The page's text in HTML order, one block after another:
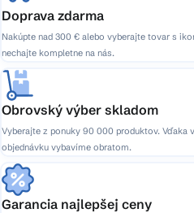
Doprava zdarma
Nakúpte nad 300 € alebo vyberajte tovar s
nechajte kompletne na nás.
Obrovský výber skladom
Vyberajte z ponuky 90 000 produktov. Vďaka
objednávku vybavíme obratom.
Garancia najlepšej ceny